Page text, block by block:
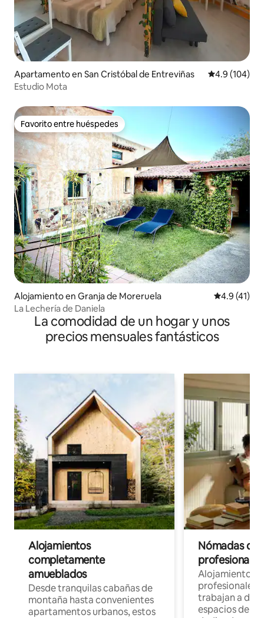
Apartamento en San Cristóbal de Entreviñas Calificación
4.9 (104)
Estudio Mota
Favorito entre huéspedes
Favorito entre huéspedes
Alojamiento en Granja de Moreruela Calificación
4.9 (41)
La Lechería de Daniela
La comodidad de un hogar y unos
precios mensuales fantásticos
Alojamientos
completamente
amueblados
Desde tranquilas cabañas de
montaña hasta convenientes
apartamentos urbanos, estos
Nómadas
Alojamientos
profesionales
trabajan a
espacios de